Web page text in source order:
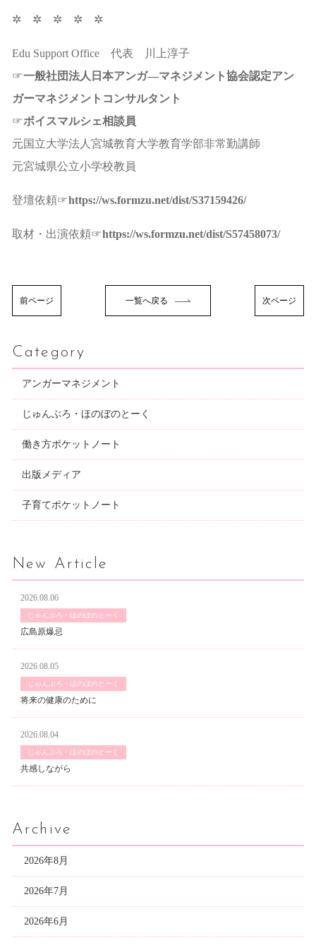
✲ ✲ ✲ ✲ ✲
Edu Support Office 代表 川上淳子
☞一般社団法人日本アンガ―マネジメント協会認定アン
ガーマネジメントコンサルタント
☞ボイスマルシェ相談員
元国立大学法人宮城教育大学教育学部非常勤講師
元宮城県公立小学校教員
登壇依頼☞https://ws.formzu.net/dist/S37159426/
取材・出演依頼☞https://ws.formzu.net/dist/S57458073/
前ページ 一覧へ戻る 次ページ
Category
アンガーマネジメント
じゅんぶろ・ほのぼのとーく
働き方ポケットノート
出版メディア
子育てポケットノート
New Article
2026.08.06
じゅんぶろ・ほのぼのとーく
広島原爆忌
2026.08.05
じゅんぶろ・ほのぼのとーく
将来の健康のために
2026.08.04
じゅんぶろ・ほのぼのとーく
共感しながら
Archive
2026年8月
2026年7月
2026年6月